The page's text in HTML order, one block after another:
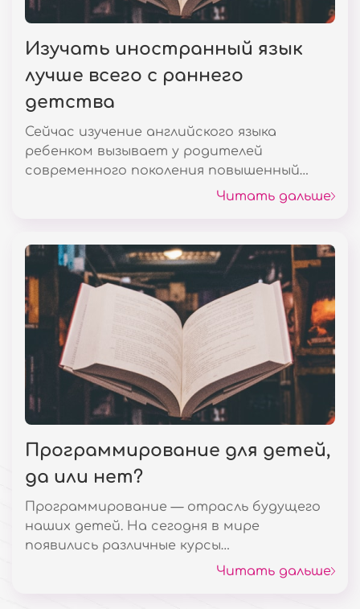
Изучать иностранный язык
лучше всего с раннего
детства
Сейчас изучение английского языка
ребенком вызывает у родителей
современного поколения повышенный
интерес. Уже почти по всему миру
ситуации, как считают педагоги и
психологи, понятие условное.
Читать дальше
Программирование для детей,
да или нет?
Программирование — отрасль будущего
наших детей. На сегодня в мире
появились различные курсы
программирования для детей чуть ли не с
Читать дальше